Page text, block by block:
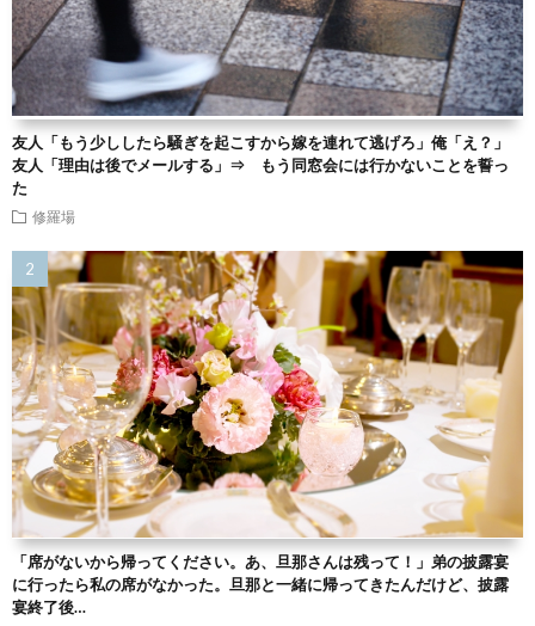
友人「もう少ししたら騒ぎを起こすから嫁を連れて逃げろ」俺「え？」
友人「理由は後でメールする」⇒ もう同窓会には行かないことを誓っ
た
修羅場
「席がないから帰ってください。あ、旦那さんは残って！」弟の披露宴
に行ったら私の席がなかった。旦那と一緒に帰ってきたんだけど、披露
宴終了後…